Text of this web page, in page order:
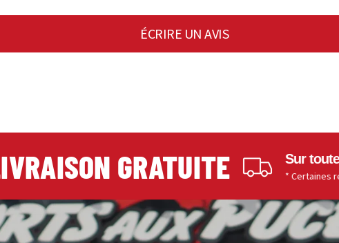
ÉCRIRE UN AVIS
GRATUITE Sur toutes les
* Certaines